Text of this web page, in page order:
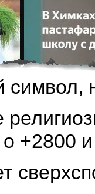
+2800